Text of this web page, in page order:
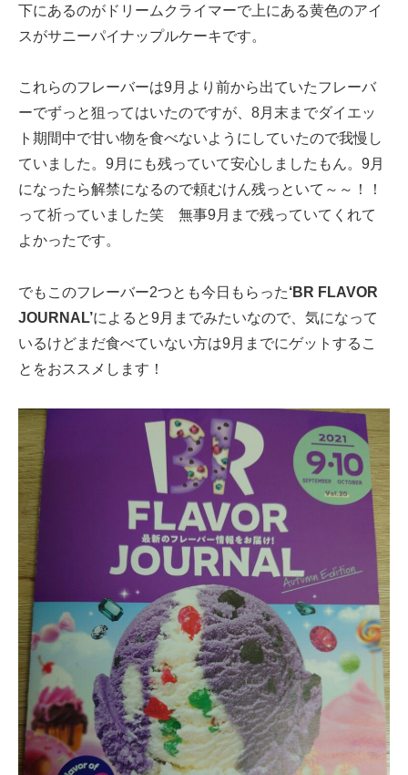
下にあるのがドリームクライマーで上にある黄色のアイ
スがサニーパイナップルケーキです。
これらのフレーバーは9月より前から出ていたフレーバ
ーでずっと狙ってはいたのですが、8月末までダイエッ
ト期間中で甘い物を食べないようにしていたので我慢し
ていました。9月にも残っていて安心しましたもん。9月
になったら解禁になるので頼むけん残っといて～～！！
って祈っていました笑 無事9月まで残っていてくれて
よかったです。
でもこのフレーバー2つとも今日もらった‘BR FLAVOR
JOURNAL’によると9月までみたいなので、気になって
いるけどまだ食べていない方は9月までにゲットするこ
とをおススメします！